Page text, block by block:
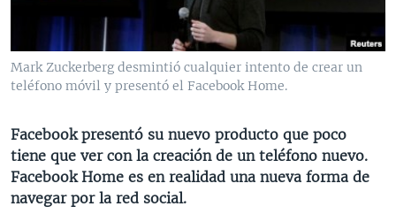
VENEZUELA
BRASIL
NICARAGUA
ECONOMÍA
ENTRETENIMIENTO Y CULTURA
TECNOLOGÍA
CIENCIA Y SALUD
MULTIMEDIA
VIDEOS
FOTOGRAFÍA
PROGRAMAS TV
EL MUNDO AL DÍA
VISIÓN 360
LAS CLAVES
PANORAMA
RADIO
AUDIONOTICIAS
BUENOS DÍAS AMÉRICA
ESTADOS UNIDOS AL DÍA
DOCUMENTALES DE LA VOA
Learning English
Mark Zuckerberg desmintió cualquier intento de crear un
teléfono móvil y presentó el Facebook Home.
Facebook presentó su nuevo producto que poco
tiene que ver con la creación de un teléfono nuevo.
Facebook Home es en realidad una nueva forma de
navegar por la red social.